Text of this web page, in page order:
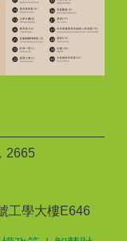
2665
工學大樓E646